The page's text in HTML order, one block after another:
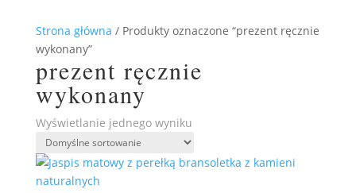
Strona główna / Produkty oznaczone “prezent ręcznie
wykonany”
prezent ręcznie
wykonany
Wyświetlanie jednego wyniku